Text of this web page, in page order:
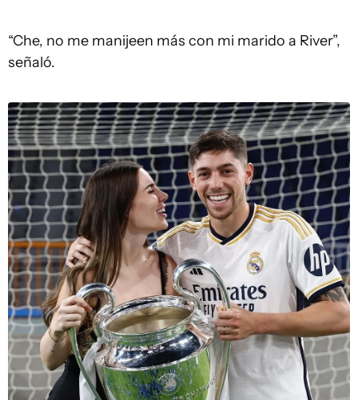
“Che, no me manijeen más con mi marido a River”,
señaló.